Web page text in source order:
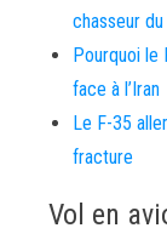
chasseur
Pourquoi le
face à l’Iran
Le F-35
fracture
Vol en